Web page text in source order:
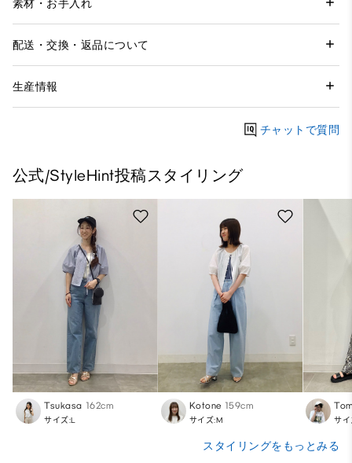
素材・お手入れ
配送・交換・返品について
生産情報
チャットで質問
公式/StyleHint投稿スタイリング
Tsukasa 162cm
サイズ:L
Kotone 159cm
サイズ:M サ
スタイリングをもっとみる